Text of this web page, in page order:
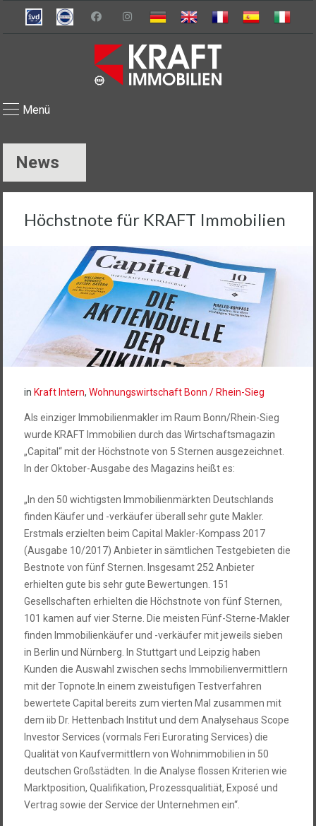
Menü
News
Höchstnote für KRAFT Immobilien
in Kraft Intern, Wohnungswirtschaft Bonn / Rhein-Sieg
Als einziger Immobilienmakler im Raum Bonn/Rhein-Sieg
wurde KRAFT Immobilien durch das Wirtschaftsmagazin
„Capital“ mit der Höchstnote von 5 Sternen ausgezeichnet.
In der Oktober-Ausgabe des Magazins heißt es:
„In den 50 wichtigsten Immobilienmärkten Deutschlands
finden Käufer und -verkäufer überall sehr gute Makler.
Erstmals erzielten beim Capital Makler-Kompass 2017
(Ausgabe 10/2017) Anbieter in sämtlichen Testgebieten die
Bestnote von fünf Sternen. Insgesamt 252 Anbieter
erhielten gute bis sehr gute Bewertungen. 151
Gesellschaften erhielten die Höchstnote von fünf Sternen,
101 kamen auf vier Sterne. Die meisten Fünf-Sterne-Makler
finden Immobilienkäufer und -verkäufer mit jeweils sieben
in Berlin und Nürnberg. In Stuttgart und Leipzig haben
Kunden die Auswahl zwischen sechs Immobilienvermittlern
mit der Topnote.In einem zweistufigen Testverfahren
bewertete Capital bereits zum vierten Mal zusammen mit
dem iib Dr. Hettenbach Institut und dem Analysehaus Scope
Investor Services (vormals Feri Eurorating Services) die
Qualität von Kaufvermittlern von Wohnimmobilien in 50
deutschen Großstädten. In die Analyse flossen Kriterien wie
Marktposition, Qualifikation, Prozessqualitiät, Exposé und
Vertrag sowie der Service der Unternehmen ein“.